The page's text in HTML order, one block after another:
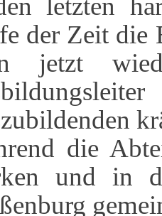
letzten
der Zeit die
jetzt
die
und in